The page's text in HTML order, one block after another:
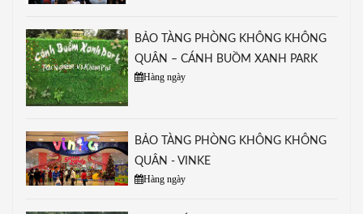
BẢO TÀNG PHÒNG KHÔNG KHÔNG
QUÂN – CÁNH BUỒM XANH PARK
Hàng ngày
BẢO TÀNG PHÒNG KHÔNG KHÔNG
QUÂN - VINKE
Hàng ngày